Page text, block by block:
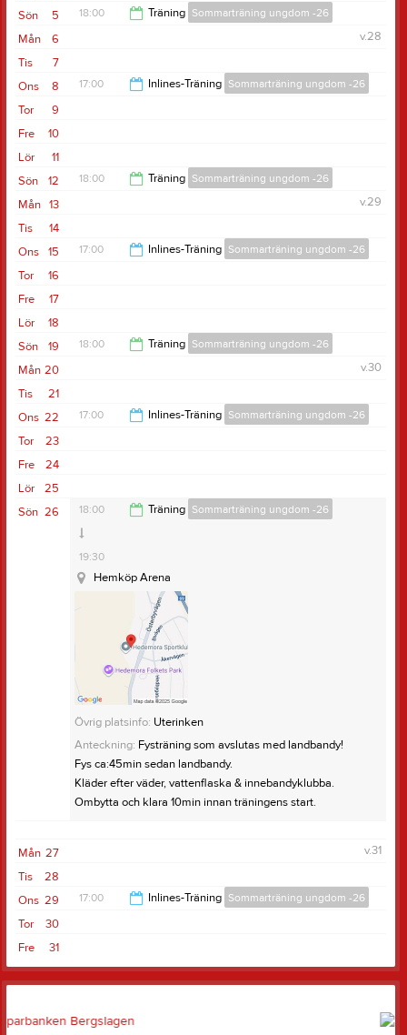
5
Sön 18:00 Träning Sommarträning ungdom -26
6
Mån
v.28
7
Tis
8
Ons 17:00 Inlines-Träning Sommarträning ungdom -26
9
Tor
10
Fre
11
Lör
12
Sön 18:00 Träning Sommarträning ungdom -26
13
Mån
v.29
14
Tis
15
Ons 17:00 Inlines-Träning Sommarträning ungdom -26
16
Tor
17
Fre
18
Lör
19
Sön 18:00 Träning Sommarträning ungdom -26
20
Mån
v.30
21
Tis
22
Ons 17:00 Inlines-Träning Sommarträning ungdom -26
23
Tor
24
Fre
25
Lör
26
Sön 18:00 Träning Sommarträning ungdom -26
19:30
Hemköp Arena
Övrig platsinfo: Uterinken
Anteckning: Fysträning som avslutas med landbandy!
Fys ca:45min sedan landbandy.
Kläder efter väder, vattenflaska & innebandyklubba.
Ombytta och klara 10min innan träningens start.
27
Mån
v.31
28
Tis
29
Ons 17:00 Inlines-Träning Sommarträning ungdom -26
30
Tor
31
Fre